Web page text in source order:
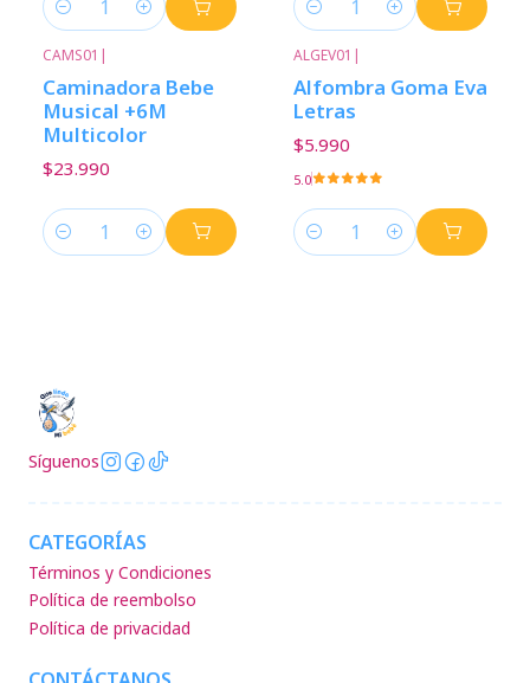
Cantidad Cantidad
CAMS01 |
Caminadora Bebe
Musical +6M
Multicolor
$23.990
Cantidad
ALGEV01 |
Alfombra Goma Eva
Letras
$5.990
5.0
Cantidad
Síguenos
CATEGORÍAS
Términos y Condiciones
Política de reembolso
Política de privacidad